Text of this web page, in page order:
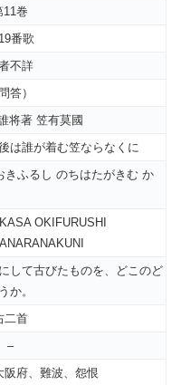
11巻
番歌
不詳
答）
将著 笠有莫國
は誰が着む笠ならなくに
きふるし のちはたがきむ か
OKIFURUSHI
して古びたものを、どこのど
か。
二首
–
阪府、難波、怨恨